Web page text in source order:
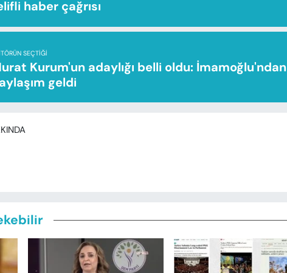
haber çağrısı
SEÇTIĞI
Kurum'un adaylığı belli oldu: İmamoğlu'ndan
geldi